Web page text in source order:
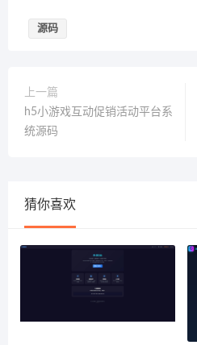
源码
上一篇
h5小游戏互动促销活动平台系
统源码
猜你喜欢